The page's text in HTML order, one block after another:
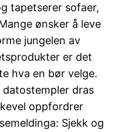
tapetserer sofaer,
ønsker å leve
jungelen av
er det
hva en bør velge.
datostempler dras
oppfordrer
Sjekk og